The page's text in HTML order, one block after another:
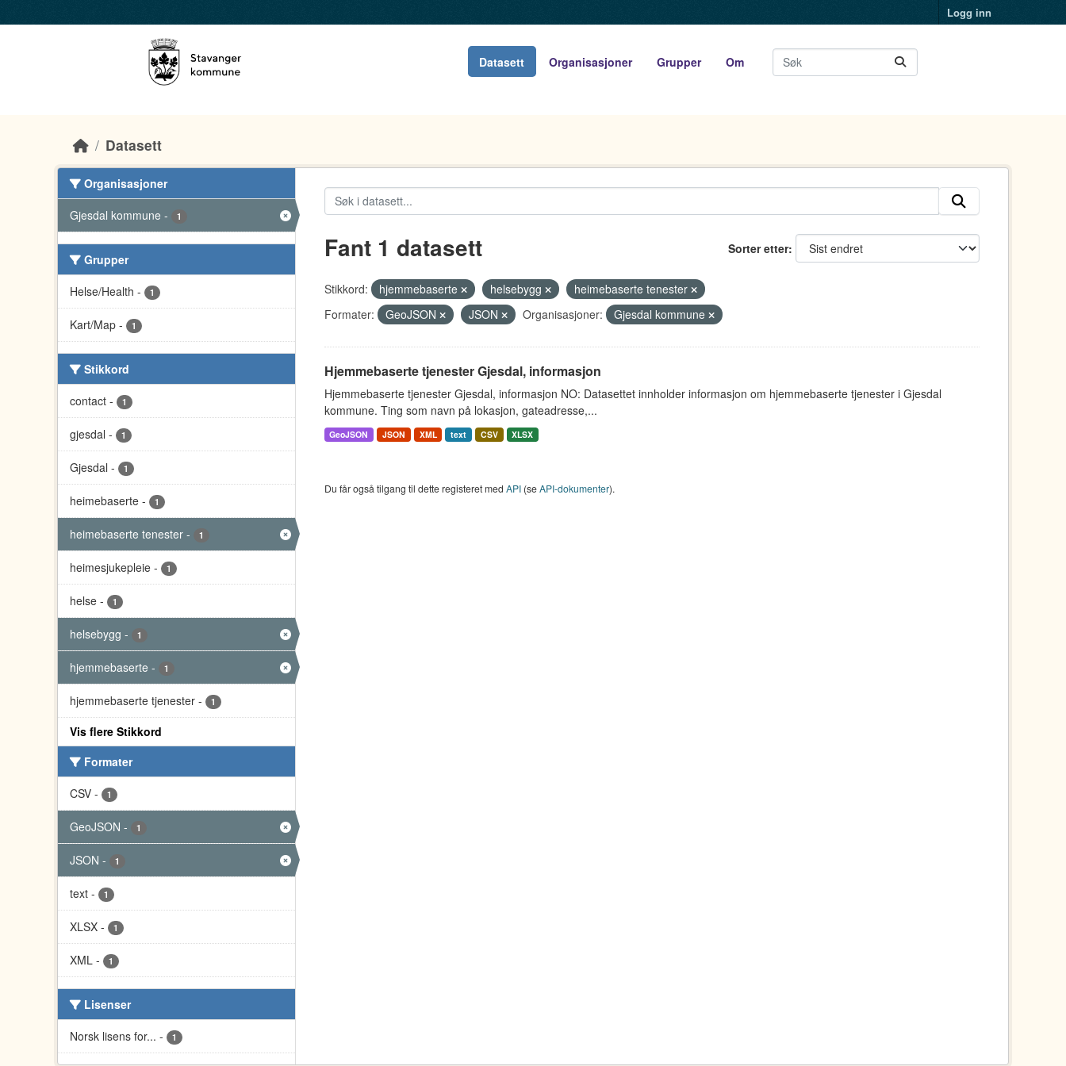
Logg inn
Datasett Organisasjoner Grupper Om
Datasett
Organisasjoner
Gjesdal kommune - 1
Grupper
Helse/Health - 1
Kart/Map - 1
Stikkord
contact - 1
gjesdal - 1
Gjesdal - 1
heimebaserte - 1
heimebaserte tenester - 1
heimesjukepleie - 1
helse - 1
helsebygg - 1
hjemmebaserte - 1
hjemmebaserte tjenester - 1
Vis flere Stikkord
Formater
CSV - 1
GeoJSON - 1
JSON - 1
text - 1
XLSX - 1
XML - 1
Lisenser
Norsk lisens for... - 1
Sorter etter
Fant 1 datasett
Stikkord: hjemmebaserte helsebygg
heimebaserte tenester
Formater:
GeoJSON JSON Organisasjoner: Gjesdal kommune
Hjemmebaserte tjenester Gjesdal, informasjon
Hjemmebaserte tjenester Gjesdal, informasjon NO: Datasettet innholder informasjon om hjemmebaserte tjenester i Gjesdal
kommune. Ting som navn på lokasjon, gateadresse,...
GeoJSON JSON XML text CSV XLSX
Du får også tilgang til dette registeret med API(seAPI-dokumenter).